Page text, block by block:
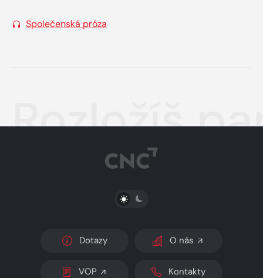
Společenská próza
Rozložíš
PŘEPNOUT SVĚTLÝ/TMAVÝ REŽIM
Dotazy O nás
VOP Kontakty